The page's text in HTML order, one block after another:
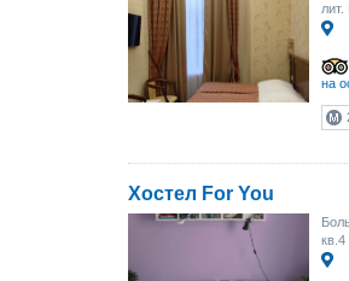
лит.
на
Хостел For You
кв.4